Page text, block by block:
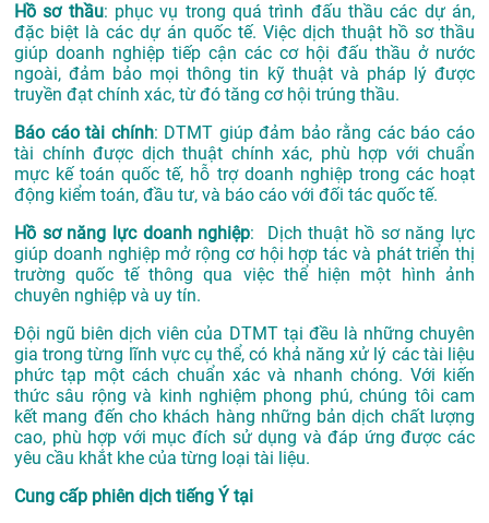
Hồ sơ thầu: phục vụ trong quá trình đấu thầu các dự án,
đặc biệt là các dự án quốc tế. Việc dịch thuật hồ sơ thầu
giúp doanh nghiệp tiếp cận các cơ hội đấu thầu ở nước
ngoài, đảm bảo mọi thông tin kỹ thuật và pháp lý được
truyền đạt chính xác, từ đó tăng cơ hội trúng thầu.
Báo cáo tài chính: DTMT giúp đảm bảo rằng các báo cáo
tài chính được dịch thuật chính xác, phù hợp với chuẩn
mực kế toán quốc tế, hỗ trợ doanh nghiệp trong các hoạt
động kiểm toán, đầu tư, và báo cáo với đối tác quốc tế.
Hồ sơ năng lực doanh nghiệp: Dịch thuật hồ sơ năng lực
giúp doanh nghiệp mở rộng cơ hội hợp tác và phát triển thị
trường quốc tế thông qua việc thể hiện một hình ảnh
chuyên nghiệp và uy tín.
Đội ngũ biên dịch viên của DTMT tại đều là những chuyên
gia trong từng lĩnh vực cụ thể, có khả năng xử lý các tài liệu
phức tạp một cách chuẩn xác và nhanh chóng. Với kiến
thức sâu rộng và kinh nghiệm phong phú, chúng tôi cam
kết mang đến cho khách hàng những bản dịch chất lượng
cao, phù hợp với mục đích sử dụng và đáp ứng được các
yêu cầu khắt khe của từng loại tài liệu.
Cung cấp phiên dịch tiếng Ý tại